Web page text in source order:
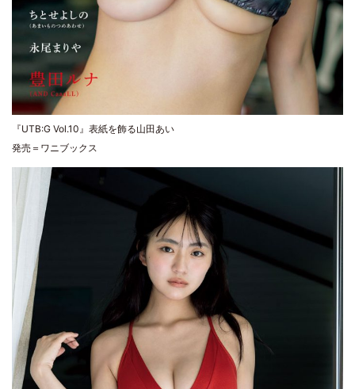
『UTB:G Vol.10』表紙を飾る山田あい
発売＝ワニブックス